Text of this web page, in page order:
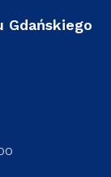
Gdańskiego